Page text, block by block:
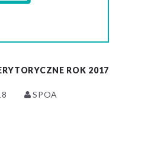
ROK 2017
SPOA